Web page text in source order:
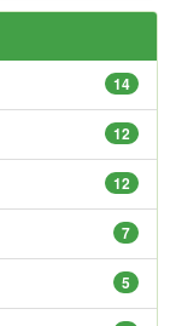
14
12
12
7
5